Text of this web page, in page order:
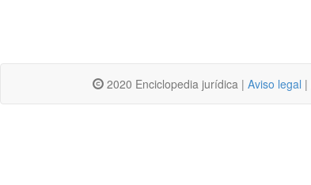
2020 Enciclopedia jurídica | Aviso legal |